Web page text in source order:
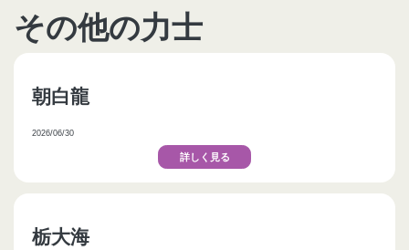
その他の力士
朝白龍
2026/06/30
詳しく見る
栃大海